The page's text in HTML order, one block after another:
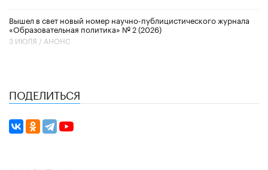
Вышел в свет новый номер научно-публицистического журнала
«Образовательная политика» № 2 (2026)
3 ИЮЛЯ / АНОНС
ПОДЕЛИТЬСЯ